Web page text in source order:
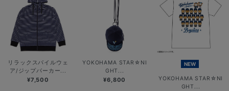
リラックスパイルウェ
ア/ジップパーカー...
¥7,500
YOKOHAMA STAR☆NI
GHT...
¥6,800
NEW
YOKOHAMA STAR☆NI
GHT...